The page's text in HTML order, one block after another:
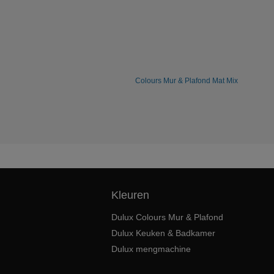
Colours Mur & Plafond Mat Mix
Kleuren
Dulux Colours Mur & Plafond
Dulux Keuken & Badkamer
Dulux mengmachine